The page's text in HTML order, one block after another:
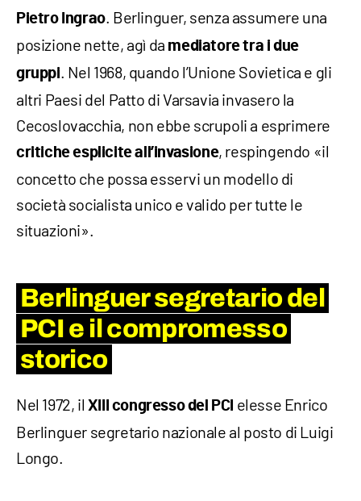
Pietro Ingrao. Berlinguer, senza assumere una
posizione nette, agì da mediatore tra i due
gruppi . Nel 1968, quando l’Unione Sovietica e gli
altri Paesi del Patto di Varsavia invasero la
Cecoslovacchia, non ebbe scrupoli a esprimere
critiche esplicite all’invasione, respingendo «il
concetto che possa esservi un modello di
società socialista unico e valido per tutte le
situazioni».
Berlinguer segretario del
PCI e il compromesso
storico
Nel 1972, il XIII congresso del PCI elesse Enrico
Berlinguer segretario nazionale al posto di Luigi
Longo.